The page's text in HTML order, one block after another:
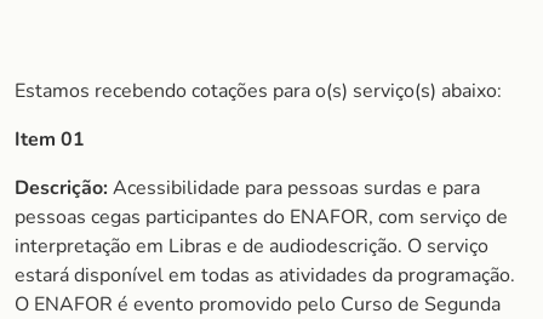
Estamos recebendo cotações para o(s) serviço(s) abaixo:
Item 01
Descrição:Acessibilidade para pessoas surdas e para
pessoas cegas participantes do ENAFOR, com serviço de
interpretação em Libras e de audiodescrição. O serviço
estará disponível em todas as atividades da programação.
O ENAFOR é evento promovido pelo Curso de Segunda